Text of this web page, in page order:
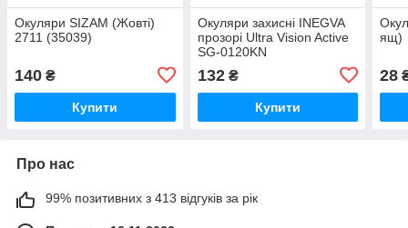
Окуляри SIZAM (Жовті)
2711 (35039)
140 ₴
Купити
Окуляри захисні INEGVA
прозорі Ultra Vision Active
SG-0120KN
132₴
Купити
ящ)
28
Про нас
99% позитивних з 413 відгуків за рік